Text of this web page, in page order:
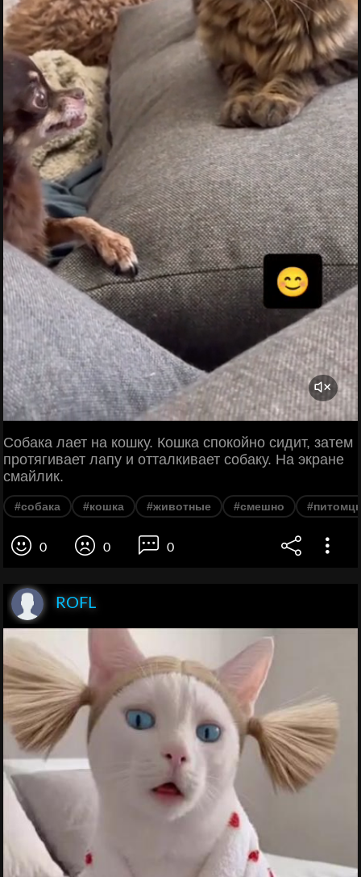
Собака лает на кошку. Кошка спокойно сидит, затем
протягивает лапу и отталкивает собаку. На экране
смайлик.
#собака #кошка #животные #смешно
0 0 0
ROFL